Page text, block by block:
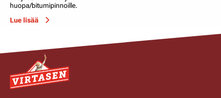
huopa/bitumipinnoille.
Lue lisää